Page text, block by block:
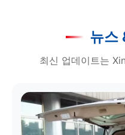
뉴스
최신 업데이트는